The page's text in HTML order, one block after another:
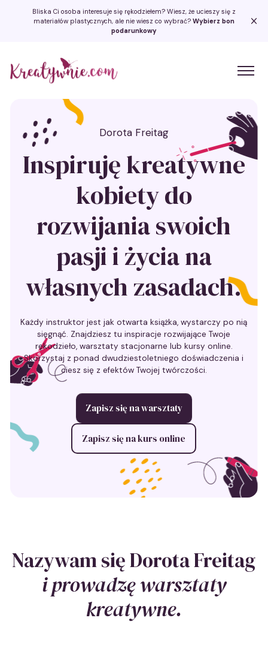
Bliska Ci osoba interesuje się rękodziełem? Wiesz, że ucieszy się z
materiałów plastycznych, ale nie wiesz co wybrać? Wybierz bon
podarunkowy
Kreatywnie.com
Dorota Freitag
Inspiruję kreatywne
kobiety do
rozwijania swoich
pasji i życia na
własnych zasadach.
Każdy instruktor jest jak otwarta książka, wystarczy po nią
sięgnąć. Znajdziesz tu inspiracje rozwijające Twoje
rękodzieło, warsztaty stacjonarne lub kursy online.
Skorzystaj z ponad dwudziestoletniego doświadczenia i
ciesz się z efektów Twojej twórczości.
Zapisz się na warsztaty
Zapisz się na kurs online
Nazywam się Dorota Freitag
i prowadzę warsztaty
kreatywne.